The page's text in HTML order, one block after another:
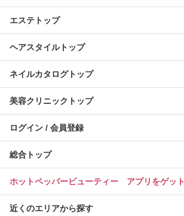
エステトップ
ヘアスタイルトップ
ネイルカタログトップ
美容クリニックトップ
ログイン / 会員登録
総合トップ
ホットペッパービューティー アプリをゲット
近くのエリアから探す